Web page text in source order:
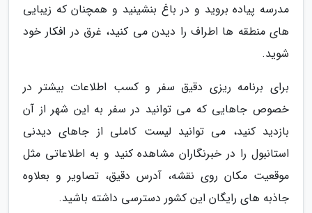
مدرسه پیاده بروید و در باغ بنشینید و همچنان که زیبایی
های منطقه ها اطراف را دیدن می کنید، غرق در افکار خود
شوید.
برای برنامه ریزی دقیق سفر و کسب اطلاعات بیشتر در
خصوص جاهایی که می توانید در سفر به این شهر از آن
بازدید کنید، می توانید لیست کاملی از جاهای دیدنی
استانبول را در خبرنگاران مشاهده کنید و به اطلاعاتی مثل
موقعیت مکان روی نقشه، آدرس دقیق، تصاویر و بعلاوه
جاذبه های رایگان این کشور دسترسی داشته باشید.